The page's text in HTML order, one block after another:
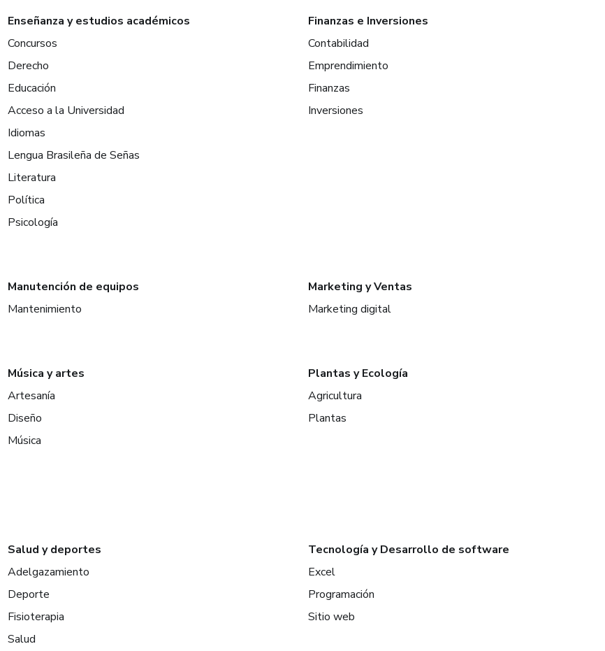
Enseñanza y estudios académicos
Concursos
Derecho
Educación
Acceso a la Universidad
Idiomas
Lengua Brasileña de Señas
Literatura
Política
Psicología
Finanzas e Inversiones
Contabilidad
Emprendimiento
Finanzas
Inversiones
Manutención de equipos
Mantenimiento
Marketing y Ventas
Marketing digital
Música y artes
Artesanía
Diseño
Música
Plantas y Ecología
Agricultura
Plantas
Salud y deportes
Adelgazamiento
Deporte
Fisioterapia
Salud
Tecnología y Desarrollo de software
Excel
Programación
Sitio web